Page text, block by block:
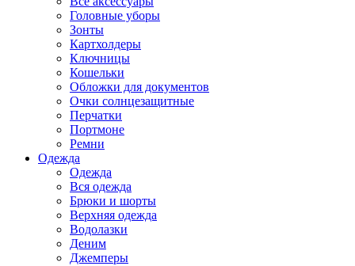
Головные уборы
Зонты
Картхолдеры
Ключницы
Кошельки
Обложки для документов
Очки солнцезащитные
Перчатки
Портмоне
Ремни
Одежда
Одежда
Вся одежда
Брюки и шорты
Верхняя одежда
Водолазки
Деним
Джемперы